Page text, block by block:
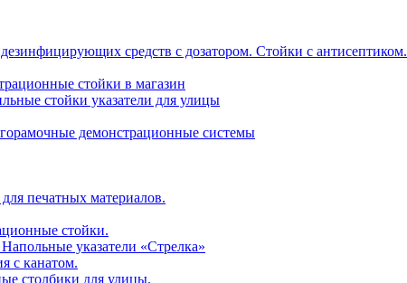
средств с дозатором. Стойки с антисептиком.
стойки в магазин
стойки указатели для улицы
демонстрационные системы
печатных материалов.
стойки.
указатели «Стрелка»
с канатом.
столбики для улицы.